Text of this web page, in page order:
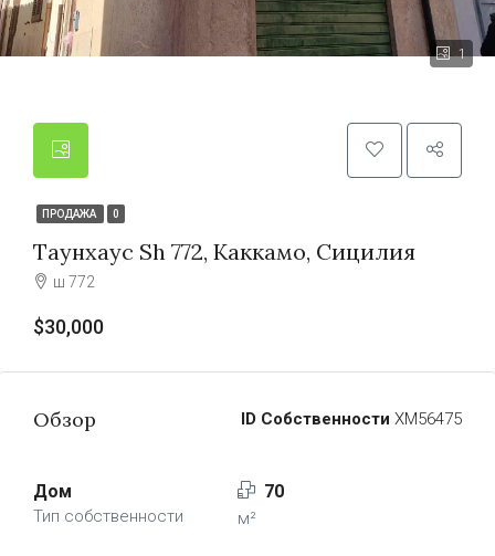
1
ПРОДАЖА 0
Таунхаус Sh 772, Каккамо, Сицилия
ш 772
$30,000
Обзор ID Собственности ХМ56475
Дом
Тип собственности
70
м²